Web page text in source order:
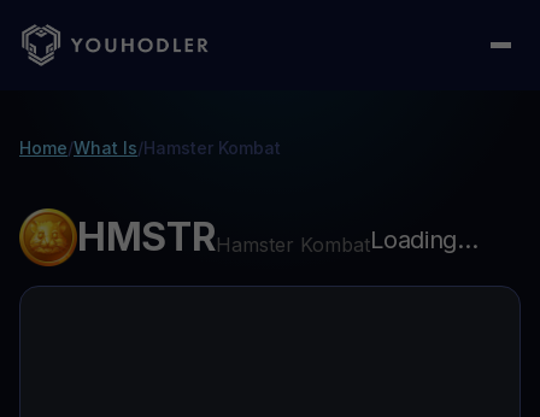
Home/What Is/Hamster Kombat
HMSTRHamster KombatLoading...